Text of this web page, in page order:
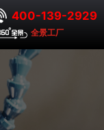
400-139-2929
全景工厂